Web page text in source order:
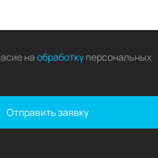
наобработкуперсональных
Отправить заявку